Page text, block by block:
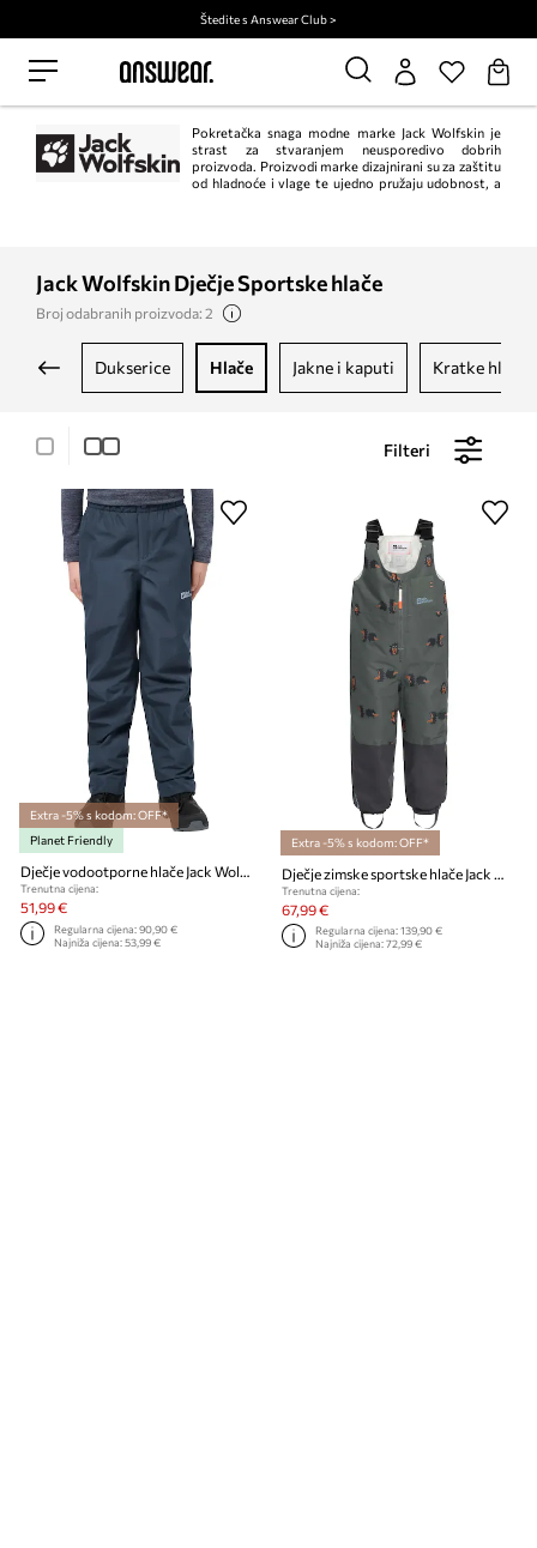
Štedite s Answear Club >
Pokretačka snaga modne marke Jack Wolfskin je
strast za stvaranjem neusporedivo dobrih
proizvoda. Proizvodi marke dizajnirani su za zaštitu
od hladnoće i vlage te ujedno pružaju udobnost, a
Jack Wolfskin Dječje Sportske hlače
Broj odabranih proizvoda: 2
dukserice hlače jakne i kaputi kratke hlače
Filteri
Extra -5% s kodom: OFF*
Planet Friendly
Dječje vodootporne hlače Jack Wolfskin SNOWY DAYS PANTS K
Trenutna cijena:
51,99 €
Regularna cijena:90,90 €
Najniža cijena:53,99 €
Extra -5% s kodom: OFF*
Trenutna cijena:
67,99 €
Regularna cijena:139,90 €
Najniža cijena:72,99 €